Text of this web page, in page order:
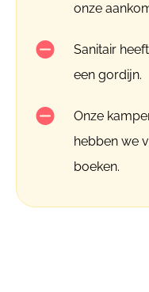
onze
Sanitair
een gordijn.
Onze
hebben we
boeken.